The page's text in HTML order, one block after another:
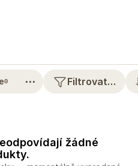
0 ⋯ Filtrovat…
žádné